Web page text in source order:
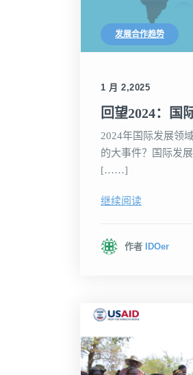
发展合作趋势
1 月 2,2025
回望2024：国
2024年国际发展领
的大事件？国际发
[……]
继续阅读
作者 IDOer